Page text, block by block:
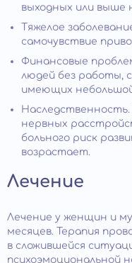
выходных или выше
Тяжелое
самочувствие
Финансовые
людей без работы,
имеющих
Наследственность.
нервных
больного риск
возрастает.
Лечение
Лечение у женщин и
месяцев. Терапия
в сложившейся
психоэмоциональной